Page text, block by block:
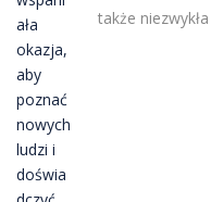
także